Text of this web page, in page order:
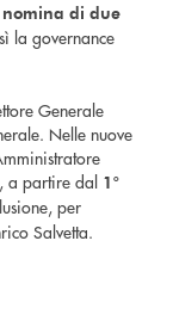
nomina di due
la governance
Generale
Nelle nuove
a partire dal 1°
per
Salvetta.